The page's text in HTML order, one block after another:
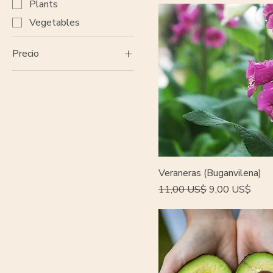
Plants
Vegetables
Precio
Veraneras (Buganvilena)
Precio
11,00 US$Precio de oferta
9,00 US$